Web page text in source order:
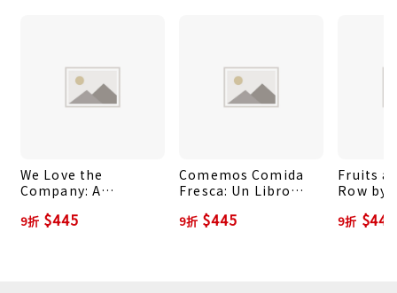
We Love the
Company: A
Book about Table
9折 $445
Comemos Comida
Fresca: Un Libro
Sobre Probando
9折 $445
Fruits
Row by
How
9折 $445